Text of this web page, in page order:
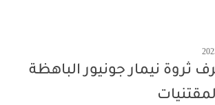
ثروة نيمار جونيور الباهظة